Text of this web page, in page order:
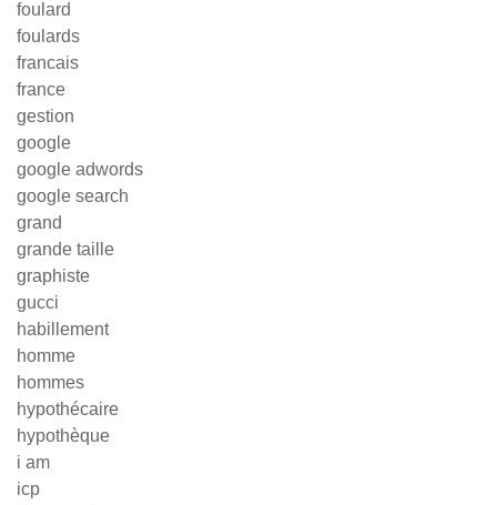
foulard
foulards
francais
france
gestion
google
google adwords
google search
grand
grande taille
graphiste
gucci
habillement
homme
hommes
hypothécaire
hypothèque
i am
icp